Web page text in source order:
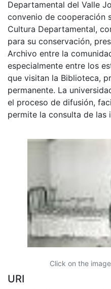
Departamental del Valle
convenio de cooperación
Cultura Departamental,
para su conservación,
Archivo entre la
especialmente entre los
que visitan la Biblioteca,
permanente. La
el proceso de difusión,
permite la consulta de las
Click on the
URI